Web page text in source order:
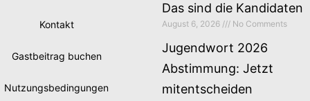
Kontakt
Gastbeitrag buchen
Nutzungsbedingungen
Das sind die Kandidaten
August 6, 2026 No Comments
Jugendwort 2026
Abstimmung: Jetzt
mitentscheiden